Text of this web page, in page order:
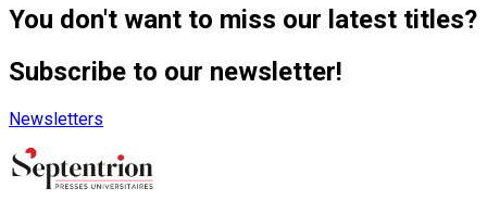
You don't want to miss our latest titles?
Subscribe to our newsletter!
Newsletters